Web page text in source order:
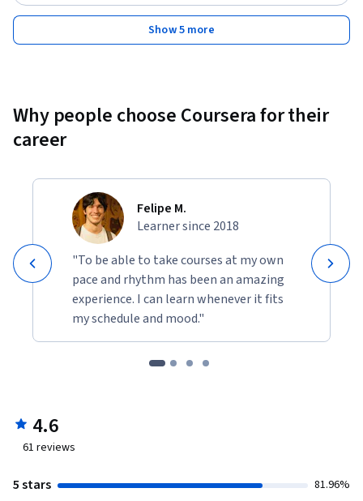
Show 5 more
Why people choose Coursera for their
career
Felipe M.
Learner since 2018
"To be able to take courses at my own
pace and rhythm has been an amazing
experience. I can learn whenever it fits
my schedule and mood."
4.6
61 reviews
5 stars 81.96%